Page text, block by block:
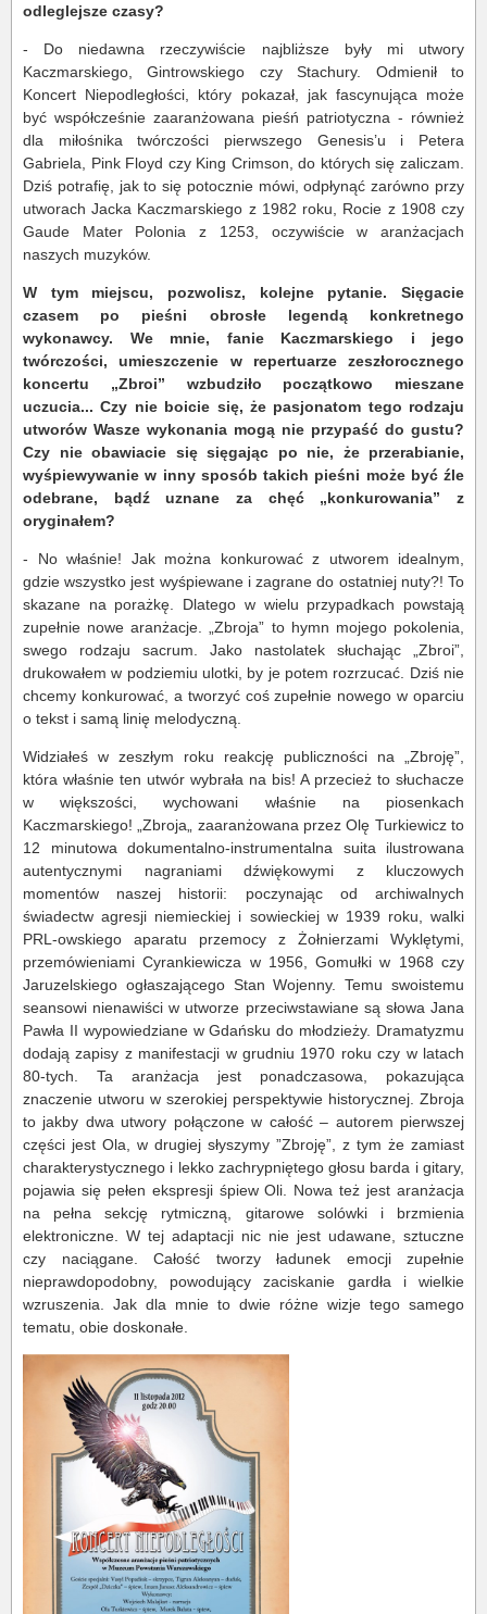
odleglejsze czasy?
- Do niedawna rzeczywiście najbliższe były mi utwory
Kaczmarskiego, Gintrowskiego czy Stachury. Odmienił to
Koncert Niepodległości, który pokazał, jak fascynująca może
być współcześnie zaaranżowana pieśń patriotyczna - również
dla miłośnika twórczości pierwszego Genesis’u i Petera
Gabriela, Pink Floyd czy King Crimson, do których się zaliczam.
Dziś potrafię, jak to się potocznie mówi, odpłynąć zarówno przy
utworach Jacka Kaczmarskiego z 1982 roku, Rocie z 1908 czy
Gaude Mater Polonia z 1253, oczywiście w aranżacjach
naszych muzyków.
W tym miejscu, pozwolisz, kolejne pytanie. Sięgacie
czasem po pieśni obrosłe legendą konkretnego
wykonawcy. We mnie, fanie Kaczmarskiego i jego
twórczości, umieszczenie w repertuarze zeszłorocznego
koncertu „Zbroi” wzbudziło początkowo mieszane
uczucia... Czy nie boicie się, że pasjonatom tego rodzaju
utworów Wasze wykonania mogą nie przypaść do gustu?
Czy nie obawiacie się sięgając po nie, że przerabianie,
wyśpiewywanie w inny sposób takich pieśni może być źle
odebrane, bądź uznane za chęć „konkurowania” z
oryginałem?
- No właśnie! Jak można konkurować z utworem idealnym,
gdzie wszystko jest wyśpiewane i zagrane do ostatniej nuty?! To
skazane na porażkę. Dlatego w wielu przypadkach powstają
zupełnie nowe aranżacje. „Zbroja” to hymn mojego pokolenia,
swego rodzaju sacrum. Jako nastolatek słuchając „Zbroi”,
drukowałem w podziemiu ulotki, by je potem rozrzucać. Dziś nie
chcemy konkurować, a tworzyć coś zupełnie nowego w oparciu
o tekst i samą linię melodyczną.
Widziałeś w zeszłym roku reakcję publiczności na „Zbroję”,
która właśnie ten utwór wybrała na bis! A przecież to słuchacze
w większości, wychowani właśnie na piosenkach
Kaczmarskiego! „Zbroja„ zaaranżowana przez Olę Turkiewicz to
12 minutowa dokumentalno-instrumentalna suita ilustrowana
autentycznymi nagraniami dźwiękowymi z kluczowych
momentów naszej historii: poczynając od archiwalnych
świadectw agresji niemieckiej i sowieckiej w 1939 roku, walki
PRL-owskiego aparatu przemocy z Żołnierzami Wyklętymi,
przemówieniami Cyrankiewicza w 1956, Gomułki w 1968 czy
Jaruzelskiego ogłaszającego Stan Wojenny. Temu swoistemu
seansowi nienawiści w utworze przeciwstawiane są słowa Jana
Pawła II wypowiedziane w Gdańsku do młodzieży. Dramatyzmu
dodają zapisy z manifestacji w grudniu 1970 roku czy w latach
80-tych. Ta aranżacja jest ponadczasowa, pokazująca
znaczenie utworu w szerokiej perspektywie historycznej. Zbroja
to jakby dwa utwory połączone w całość – autorem pierwszej
części jest Ola, w drugiej słyszymy ”Zbroję”, z tym że zamiast
charakterystycznego i lekko zachrypniętego głosu barda i gitary,
pojawia się pełen ekspresji śpiew Oli. Nowa też jest aranżacja
na pełna sekcję rytmiczną, gitarowe solówki i brzmienia
elektroniczne. W tej adaptacji nic nie jest udawane, sztuczne
czy naciągane. Całość tworzy ładunek emocji zupełnie
nieprawdopodobny, powodujący zaciskanie gardła i wielkie
wzruszenia. Jak dla mnie to dwie różne wizje tego samego
tematu, obie doskonałe.